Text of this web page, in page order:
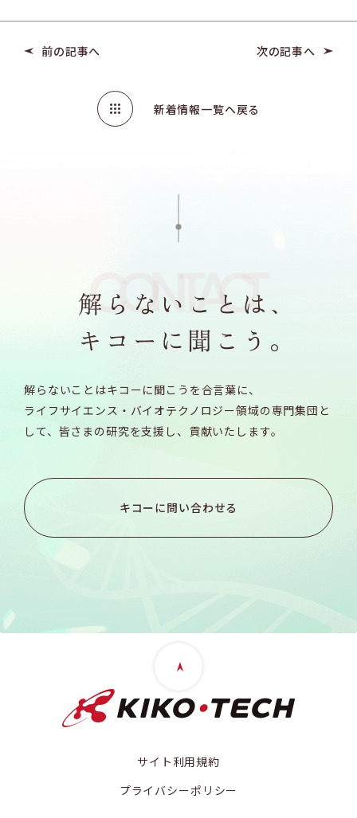
前の記事へ
新着情報一覧へ戻る
次の記事へ
解らないことはキコーに聞こうを合言葉に、
ライフサイエンス・バイオテクノロジー領域の専門集団と
して、 皆さまの研究を支援し、貢献いたします。
キコーに問い合わせる
サイト利用規約
プライバシーポリシー